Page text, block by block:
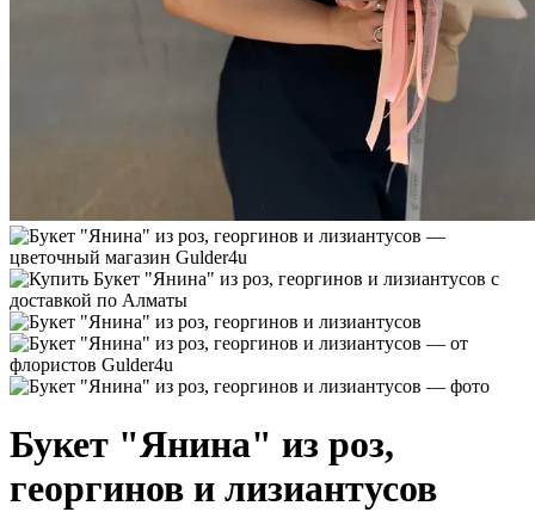
Букет "Янина" из роз,
георгинов и лизиантусов